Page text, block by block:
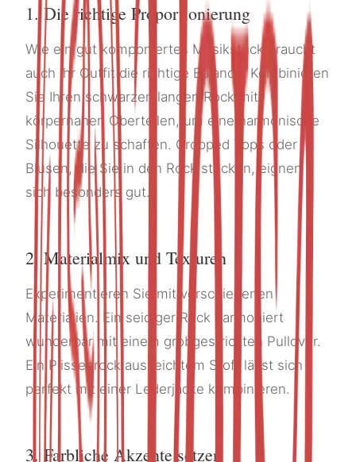
1. Die richtige Proportionierung
Wie ein gut komponiertes Musikstück braucht
auch Ihr Outfit die richtige Balance. Kombinieren
Sie Ihren schwarzen langen Rock mit
körpernahen Oberteilen, um eine harmonische
Silhouette zu schaffen. Cropped Tops oder
Blusen, die Sie in den Rock stecken, eignen
sich besonders gut.
2. Materialmix und Texturen
Experimentieren Sie mit verschiedenen
Materialien. Ein seidiger Rock harmoniert
wunderbar mit einem grobgestrickten Pullover.
Ein Plisseerock aus leichtem Stoff lässt sich
perfekt mit einer Lederjacke kombinieren.
3. Farbliche Akzente setzen